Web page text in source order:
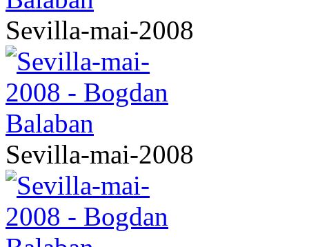
Sevilla-mai-2008
Sevilla-mai-2008